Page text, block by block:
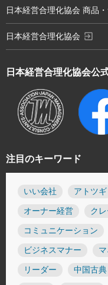
注目のキーワード
いい会社 アトツギ
オーナー経営 ク
コミュニケーション
ビジネスマナー
リーダー 中国古典
日本経営合理化協会公
日本経営合理化協会 商品
日本経営合理化協会 exit_to_app